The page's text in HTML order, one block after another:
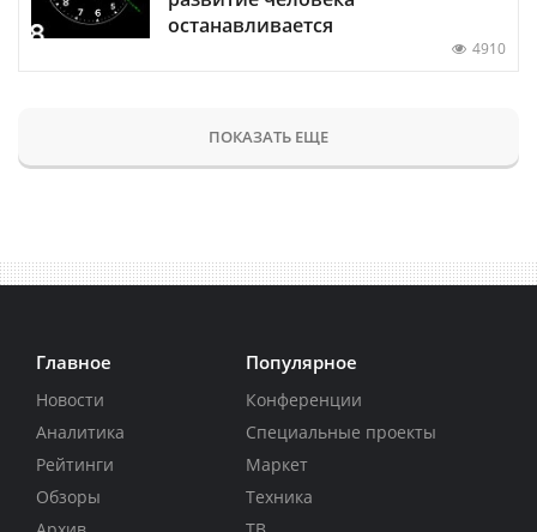
останавливается
4910
ПОКАЗАТЬ ЕЩЕ
Главное
Новости
Аналитика
Рейтинги
Обзоры
Популярное
Конференции
Специальные проекты
Маркет
Техника